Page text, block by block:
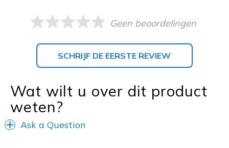
Geen beoordelingen
SCHRIJF DE EERSTE REVIEW
Wat wilt u over dit product
weten?
Ask a Question